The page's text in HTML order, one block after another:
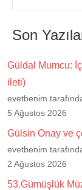
Son
Güldal Mumcu:
ileti)
evetbenim
5 Ağustos 2026
Gülsin Onay ve
evetbenim
2 Ağustos 2026
53.Gümüşlük